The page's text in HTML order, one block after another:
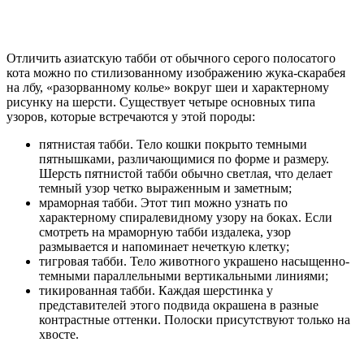
Отличить азиатскую табби от обычного серого полосатого
кота можно по стилизованному изображению жука-скарабея
на лбу, «разорванному колье» вокруг шеи и характерному
рисунку на шерсти. Существует четыре основных типа
узоров, которые встречаются у этой породы:
пятнистая табби. Тело кошки покрыто темными
пятнышками, различающимися по форме и размеру.
Шерсть пятнистой табби обычно светлая, что делает
темный узор четко выраженным и заметным;
мраморная табби. Этот тип можно узнать по
характерному спиралевидному узору на боках. Если
смотреть на мраморную табби издалека, узор
размывается и напоминает нечеткую клетку;
тигровая табби. Тело животного украшено насыщенно-
темными параллельными вертикальными линиями;
тикированная табби. Каждая шерстинка у
представителей этого подвида окрашена в разные
контрастные оттенки. Полоски присутствуют только на
хвосте.